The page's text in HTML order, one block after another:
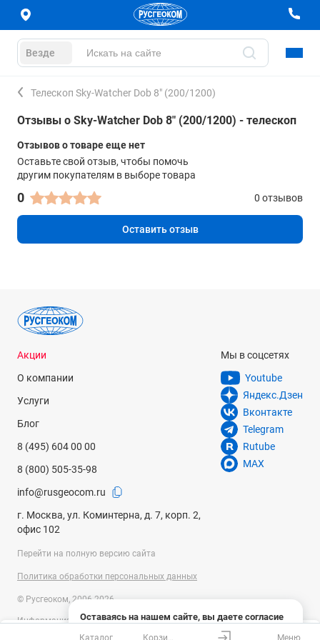
Везде
Телескоп Sky-Watcher Dob 8" (200/1200)
Отзывы о Sky-Watcher Dob 8" (200/1200) - телескоп
Отзывов о товаре еще нет
Оставьте свой отзыв, чтобы помочь
другим покупателям в выборе товара
0 0 отзывов
Оставить отзыв
Оставаясь на нашем сайте, вы даете согласие
на использование файлов cookies и сбор данных
Акции
О компании
Услуги
Блог
8 (495) 604 00 00
8 (800) 505-35-98
info@rusgeocom.ru
г. Москва, ул. Коминтерна, д. 7, корп. 2,
офис 102
Мы в соцсетях
Youtube
Яндекс.Дзен
Вконтакте
Telegram
Rutube
MAX
Перейти на полную версию сайта
Политика обработки персональных данных
© Русгеоком, 2006-2026
Информация на сайте носит справочный характер и не является
публичной офертой, определяемой положениями Статьи 437
Каталог Меню